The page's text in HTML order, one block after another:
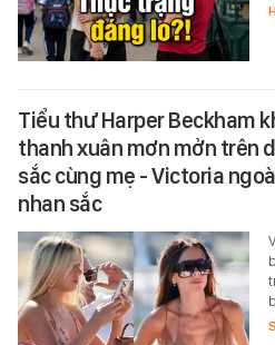
Tiểu thư Harper Beckham
thanh xuân mơn mởn trên
sắc cùng mẹ - Victoria
nhan sắc